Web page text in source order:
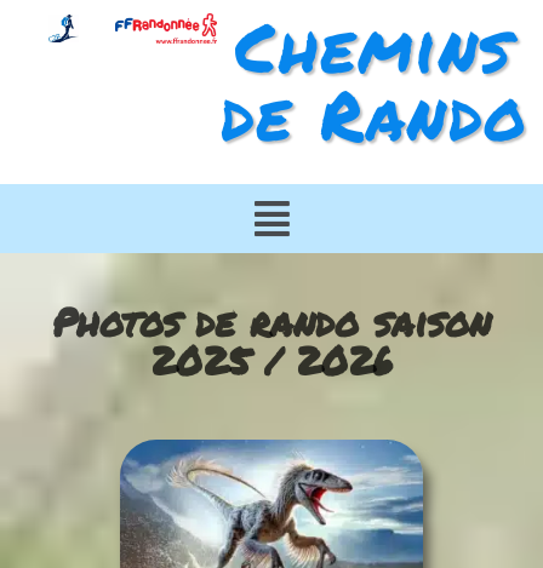
Chemins
de Rando
Photos de rando saison
2025 / 2026